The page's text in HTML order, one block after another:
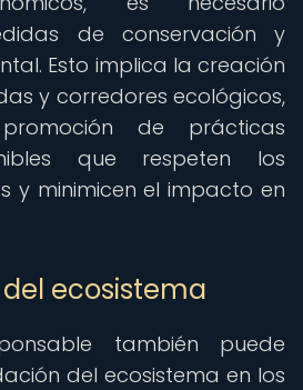
de conservación y
Esto implica la creación
y corredores ecológicos,
de prácticas
que respeten los
y minimicen el impacto en
ecosistema
también puede
del ecosistema en los